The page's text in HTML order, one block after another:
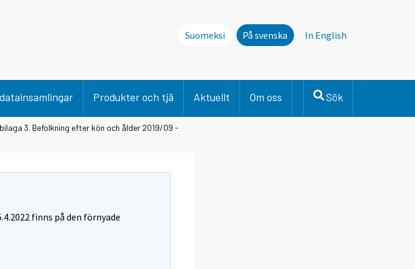
Suomeksi På svenska In English
Produkter och tjä Aktuellt Om oss Sök
3. Befolkning efter kön och ålder 2019/09 -
finns på den förnyade